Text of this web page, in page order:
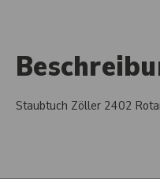
Staubtuch Zöller 2402